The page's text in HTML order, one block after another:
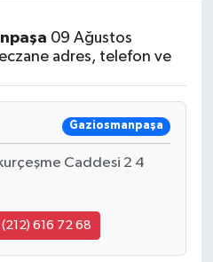
09 Ağustos
adres, telefon ve
Gaziosmanpaşa
Caddesi 2 4
616 72 68